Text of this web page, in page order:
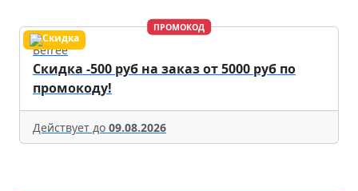
ПРОМОКОД
Befree
Скидка -500 руб на заказ от 5000 руб по
промокоду!
Действует до 09.08.2026